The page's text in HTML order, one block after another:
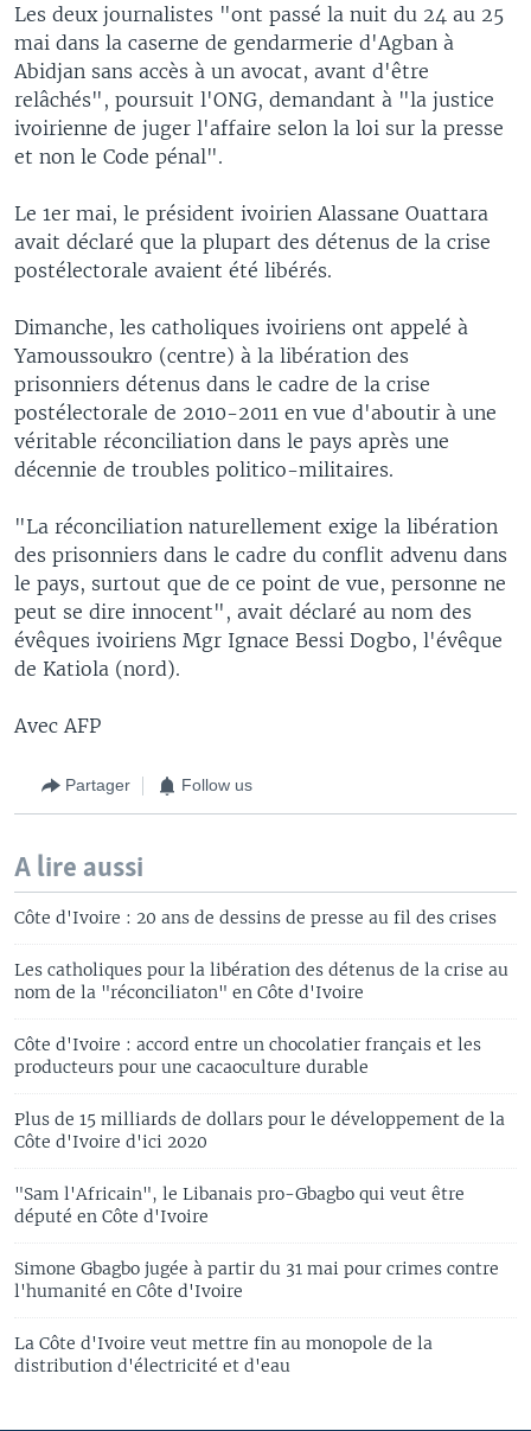
Les deux journalistes "ont passé la nuit du 24 au 25
mai dans la caserne de gendarmerie d'Agban à
Abidjan sans accès à un avocat, avant d'être
relâchés", poursuit l'ONG, demandant à "la justice
ivoirienne de juger l'affaire selon la loi sur la presse
et non le Code pénal".
Le 1er mai, le président ivoirien Alassane Ouattara
avait déclaré que la plupart des détenus de la crise
postélectorale avaient été libérés.
Dimanche, les catholiques ivoiriens ont appelé à
Yamoussoukro (centre) à la libération des
prisonniers détenus dans le cadre de la crise
postélectorale de 2010-2011 en vue d'aboutir à une
véritable réconciliation dans le pays après une
décennie de troubles politico-militaires.
"La réconciliation naturellement exige la libération
des prisonniers dans le cadre du conflit advenu dans
le pays, surtout que de ce point de vue, personne ne
peut se dire innocent", avait déclaré au nom des
évêques ivoiriens Mgr Ignace Bessi Dogbo, l'évêque
de Katiola (nord).
Avec AFP
Partager Follow us
A lire aussi
Côte d'Ivoire : 20 ans de dessins de presse au fil des crises
Les catholiques pour la libération des détenus de la crise au
nom de la "réconciliaton" en Côte d'Ivoire
Côte d'Ivoire : accord entre un chocolatier français et les
producteurs pour une cacaoculture durable
Plus de 15 milliards de dollars pour le développement de la
Côte d'Ivoire d'ici 2020
"Sam l'Africain", le Libanais pro-Gbagbo qui veut être
député en Côte d'Ivoire
Simone Gbagbo jugée à partir du 31 mai pour crimes contre
l'humanité en Côte d'Ivoire
La Côte d'Ivoire veut mettre fin au monopole de la
distribution d'électricité et d'eau